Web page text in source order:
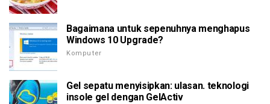
Bagaimana untuk sepenuhnya menghapus
Windows 10 Upgrade?
Komputer
Gel sepatu menyisipkan: ulasan. teknologi
insole gel dengan GelActiv